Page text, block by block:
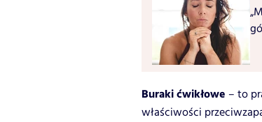
Buraki ćwikłowe – to
właściwości